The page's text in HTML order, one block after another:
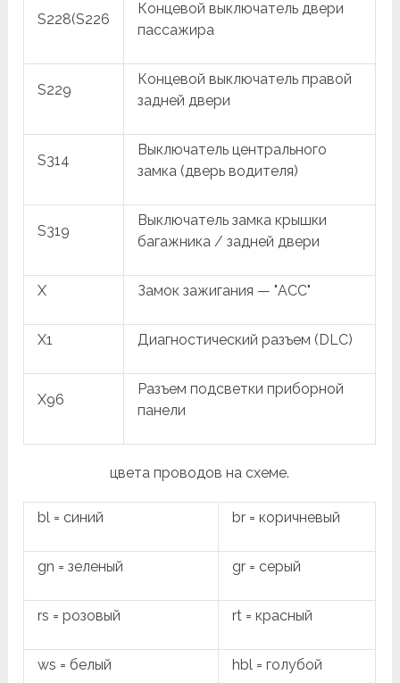
S228(S226
Концевой выключатель двери
пассажира
S229
Концевой выключатель правой
задней двери
S314
Выключатель центрального
замка (дверь водителя)
S319
Выключатель замка крышки
багажника / задней двери
X Замок зажигания — "ACC"
X1 Диагностический разъем (DLC)
X96
Разъем подсветки приборной
панели
цвета проводов на схеме.
bl = синий br = коричневый
gn = зеленый gr = серый
rs = розовый rt = красный
ws = белый hbl = голубой